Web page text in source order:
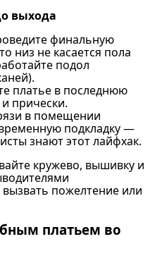
выхода
финальную
низ не касается пола
подол
платье в последнюю
прически.
в помещении
подкладку —
знают этот лайфхак.
кружево, вышивку и
пожелтение или
платьем во